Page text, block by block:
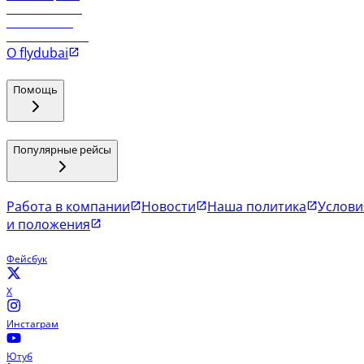
О flydubai
Помощь
Популярные рейсы
Работа в компании Новости Наша политика
и положения
Фейсбук
X
Инстаграм
Ютуб